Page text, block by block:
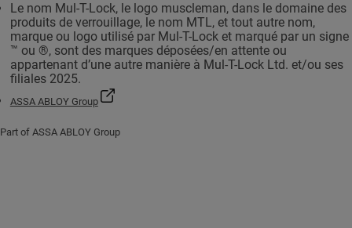
Le nom Mul-T-Lock, le logo muscleman, dans le domaine des
produits de verrouillage, le nom MTL, et tout autre nom,
marque ou logo utilisé par Mul-T-Lock et marqué par un signe
™ ou ®, sont des marques déposées/en attente ou
appartenant d’une autre manière à Mul-T-Lock Ltd. et/ou ses
filiales 2025.
ASSA ABLOY Group
Part of ASSA ABLOY Group